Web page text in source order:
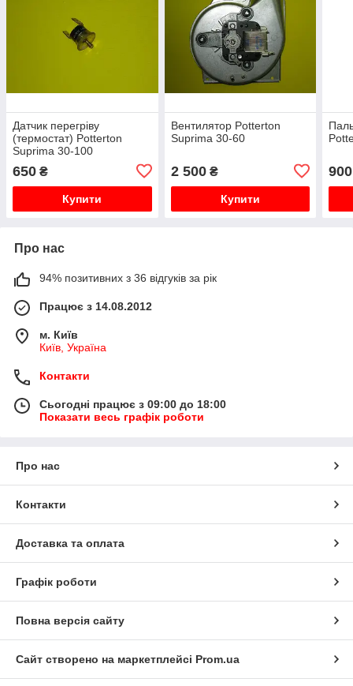
Датчик перегріву
(термостат) Potterton
Suprima 30-100
650 ₴
Купити
Вентилятор Potterton
Suprima 30-60
2 500₴
Купити
900
Про нас
94% позитивних з 36 відгуків за рік
Працює з 14.08.2012
м. Київ
Київ, Україна
Контакти
Сьогодні працює з 09:00 до 18:00
Показати весь графік роботи
Про нас
Контакти
Доставка та оплата
Графік роботи
Повна версія сайту
Сайт створено на маркетплейсі Prom.ua